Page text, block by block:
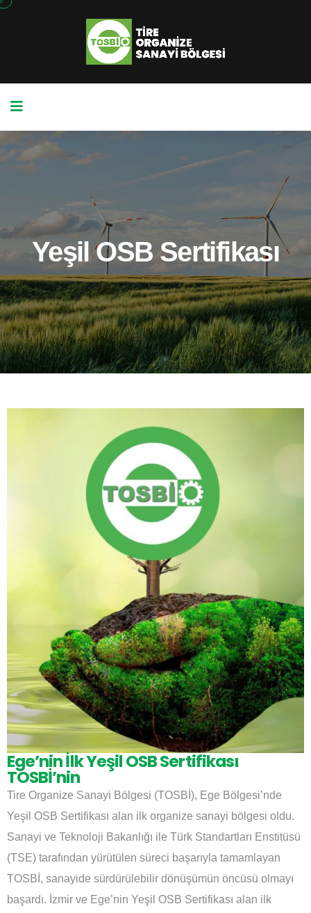
Yeşil OSB Sertifikası
Ege’nin İlk Yeşil OSB Sertifikası
TOSBİ’nin
Tire Organize Sanayi Bölgesi (TOSBİ), Ege Bölgesi’nde
Yeşil OSB Sertifikası alan ilk organize sanayi bölgesi oldu.
Sanayi ve Teknoloji Bakanlığı ile Türk Standartları Enstitüsü
(TSE) tarafından yürütülen süreci başarıyla tamamlayan
TOSBİ, sanayide sürdürülebilir dönüşümün öncüsü olmayı
başardı. İzmir ve Ege’nin Yeşil OSB Sertifikası alan ilk